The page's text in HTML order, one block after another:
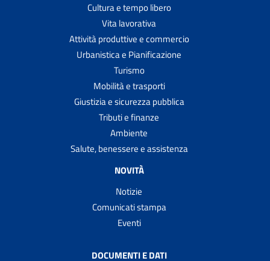
Cultura e tempo libero
Vita lavorativa
Attività produttive e commercio
Urbanistica e Pianificazione
Turismo
Mobilità e trasporti
Giustizia e sicurezza pubblica
Tributi e finanze
Ambiente
Salute, benessere e assistenza
NOVITÀ
Notizie
Comunicati stampa
Eventi
DOCUMENTI E DATI